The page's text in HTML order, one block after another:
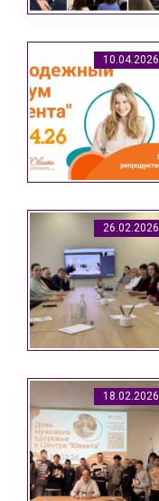
10.04.2026
26.02.2026
18.02.2026